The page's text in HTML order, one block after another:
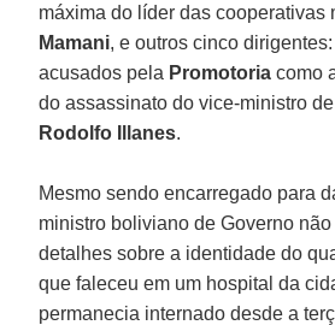
máxima do líder das cooperativas
Mamani, e outros cinco
acusados pela Promotoria como
do assassinato do vice-ministro de
Rodolfo Illanes.
Mesmo sendo encarregado para
ministro boliviano de Governo
detalhes sobre a identidade do
que faleceu em um hospital da
permanecia internado desde a